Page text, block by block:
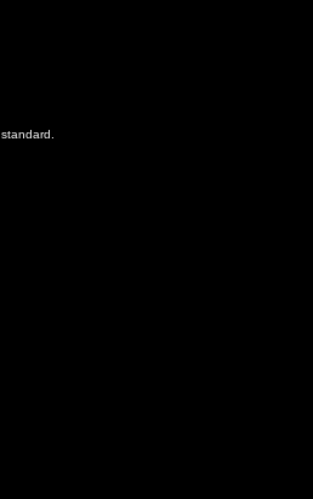
standard.